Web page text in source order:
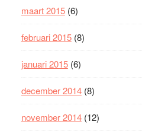
maart 2015(6)
februari 2015(8)
januari 2015(6)
december 2014(8)
november 2014(12)